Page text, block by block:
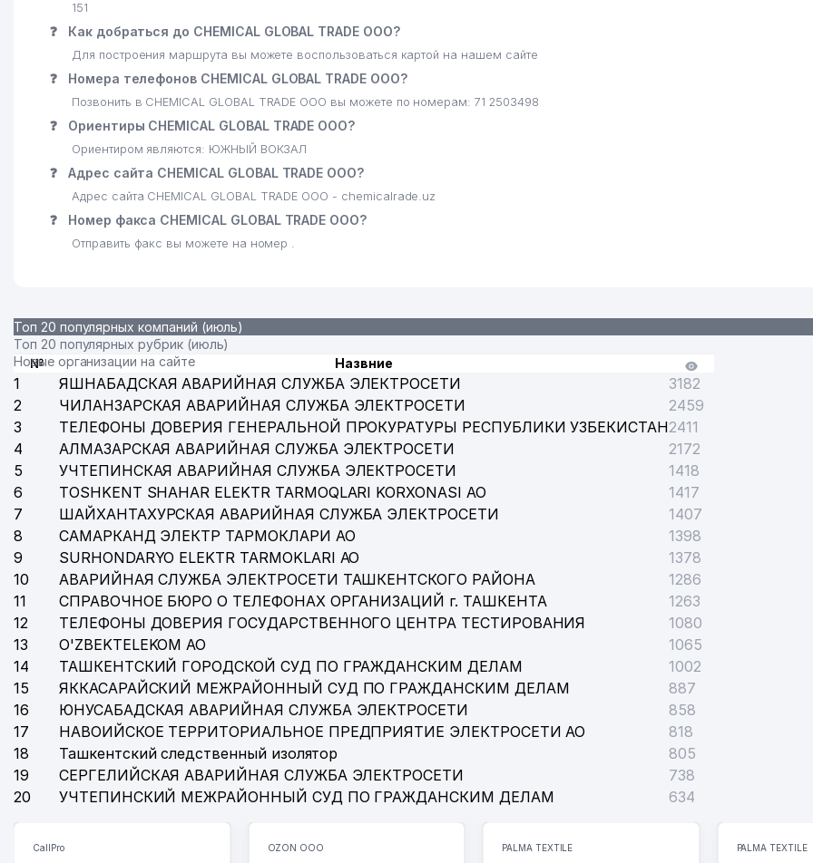
151
❓ Как добраться до CHEMICAL GLOBAL TRADE ООО?
Для построения маршрута вы можете воспользоваться картой на нашем сайте
❓ Номера телефонов CHEMICAL GLOBAL TRADE ООО?
Позвонить в CHEMICAL GLOBAL TRADE ООО вы можете по номерам: 71 2503498
❓ Ориентиры CHEMICAL GLOBAL TRADE ООО?
Ориентиром являются: ЮЖНЫЙ ВОКЗАЛ
❓ Адрес сайта CHEMICAL GLOBAL TRADE ООО?
Адрес сайта CHEMICAL GLOBAL TRADE ООО - chemicalrade.uz
❓ Номер факса CHEMICAL GLOBAL TRADE ООО?
Отправить факс вы можете на номер .
Топ 20 популярных компаний (июль)
Топ 20 популярных рубрик (июль)
Новые организации на сайте
№ Назвние
1 ЯШНАБАДСКАЯ АВАРИЙНАЯ СЛУЖБА ЭЛЕКТРОСЕТИ
3182
2
ЧИЛАНЗАРСКАЯ АВАРИЙНАЯ СЛУЖБА ЭЛЕКТРОСЕТИ
2459
3
ТЕЛЕФОНЫ ДОВЕРИЯ ГЕНЕРАЛЬНОЙ ПРОКУРАТУРЫ РЕСПУБЛИКИ УЗБЕКИСТАН2411
4
АЛМАЗАРСКАЯ АВАРИЙНАЯ СЛУЖБА ЭЛЕКТРОСЕТИ
2172
5
УЧТЕПИНСКАЯ АВАРИЙНАЯ СЛУЖБА ЭЛЕКТРОСЕТИ
1418
6
TOSHKENT SHAHAR ELEKTR TARMOQLARI KORXONASI АО
1417
7
ШАЙХАНТАХУРСКАЯ АВАРИЙНАЯ СЛУЖБА ЭЛЕКТРОСЕТИ
1407
8
САМАРКАНД ЭЛЕКТР ТАРМОКЛАРИ АО
1398
9
SURHONDARYO ELEKTR TARMOKLARI АО
1378
10
АВАРИЙНАЯ СЛУЖБА ЭЛЕКТРОСЕТИ ТАШКЕНТСКОГО РАЙОНА
1286
11
СПРАВОЧНОЕ БЮРО О ТЕЛЕФОНАХ ОРГАНИЗАЦИЙ г. ТАШКЕНТА
1263
12
ТЕЛЕФОНЫ ДОВЕРИЯ ГОСУДАРСТВЕННОГО ЦЕНТРА ТЕСТИРОВАНИЯ
1080
13
O'ZBEKTELEKOM АО
1065
14
ТАШКЕНТСКИЙ ГОРОДСКОЙ СУД ПО ГРАЖДАНСКИМ ДЕЛАМ
1002
15
ЯККАСАРАЙСКИЙ МЕЖРАЙОННЫЙ СУД ПО ГРАЖДАНСКИМ ДЕЛАМ
887
16
ЮНУСАБАДСКАЯ АВАРИЙНАЯ СЛУЖБА ЭЛЕКТРОСЕТИ
858
17
НАВОИЙСКОЕ ТЕРРИТОРИАЛЬНОЕ ПРЕДПРИЯТИЕ ЭЛЕКТРОСЕТИ АО
818
18
Ташкентский следственный изолятор
805
19
СЕРГЕЛИЙСКАЯ АВАРИЙНАЯ СЛУЖБА ЭЛЕКТРОСЕТИ
738
20
УЧТЕПИНСКИЙ МЕЖРАЙОННЫЙ СУД ПО ГРАЖДАНСКИМ ДЕЛАМ 634
CallPro OZON ООО PALMA TEXTILE PALMA TEXTILE